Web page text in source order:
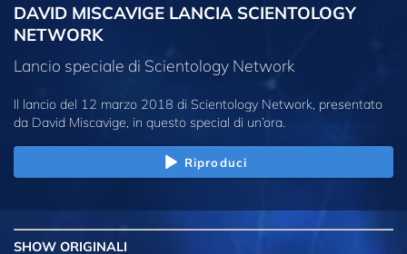
DAVID MISCAVIGE LANCIA SCIENTOLOGY
NETWORK
Lancio speciale di Scientology Network
Il lancio del 12 marzo 2018 di Scientology Network, presentato
da David Miscavige, in questo special di un’ora.
Riproduci
SHOW ORIGINALI